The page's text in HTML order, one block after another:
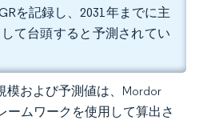
を記録し、2031年までに主
て台頭すると予測されてい
模および予測値は、Mordor
ームワークを使用して算出さ